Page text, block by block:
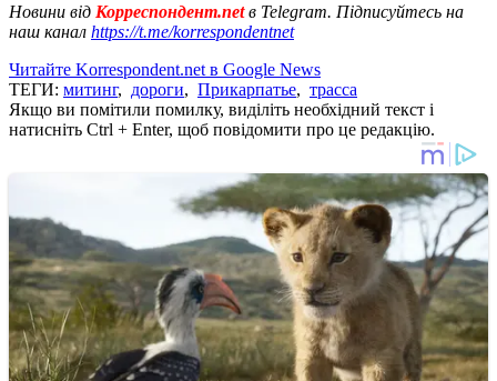
Новини від Корреспондент.netв Telegram. Підписуйтесь на
наш канал https://t.me/korrespondentnet
Читайте Korrespondent.net в Google News
ТЕГИ: митинг, дороги, Прикарпатье, трасса
Якщо ви помітили помилку, виділіть необхідний текст і
натисніть Ctrl + Enter, щоб повідомити про це редакцію.